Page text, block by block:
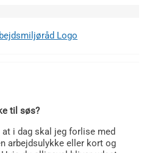
til søs?
at i dag skal jeg forlise med
arbejdsulykke eller kort og